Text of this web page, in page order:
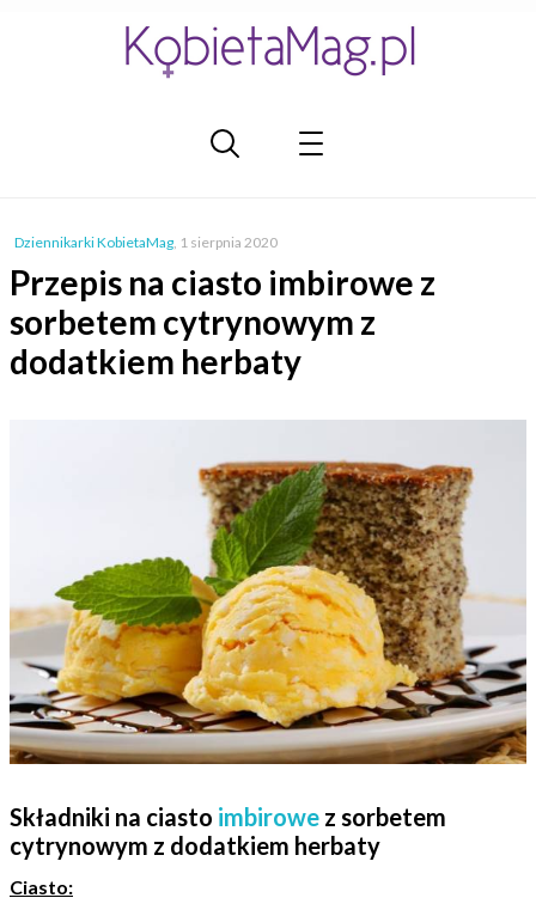
Dziennikarki KobietaMag, 1 sierpnia 2020
Przepis na ciasto imbirowe z
sorbetem cytrynowym z
dodatkiem herbaty
Składniki na ciasto imbirowe z sorbetem
cytrynowym z dodatkiem herbaty
Ciasto: